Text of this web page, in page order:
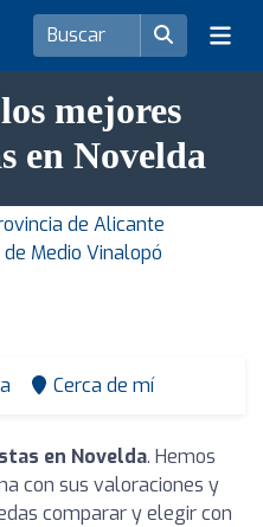
mejores
en Novelda
de Alicante
Medio Vinalopó
Cerca de mí
en Novelda. Hemos
con sus valoraciones y
comparar y elegir con